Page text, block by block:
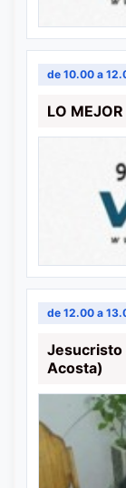
de 10.00 a
LO
de 12.00 a
Jesucristo
Acosta)